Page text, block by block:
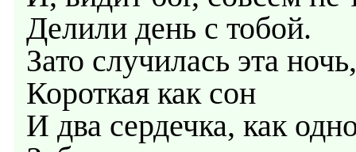
Делили день с тобой.
Зато случилась эта ночь,
Короткая как сон
И два сердечка, как